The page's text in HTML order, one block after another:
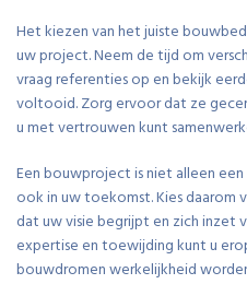
Het kiezen van het juiste
uw project. Neem de tijd om
vraag referenties op en bekijk
voltooid. Zorg ervoor dat ze
u met vertrouwen kunt
Een bouwproject is niet alleen
ook in uw toekomst. Kies
dat uw visie begrijpt en zich inzet
expertise en toewijding kunt u
bouwdromen werkelijkheid